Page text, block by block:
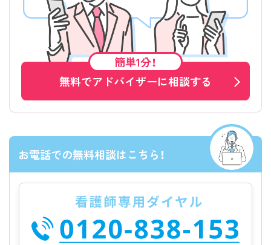
簡単1分！
無料でアドバイザーに相談する
お電話での無料相談はこちら！